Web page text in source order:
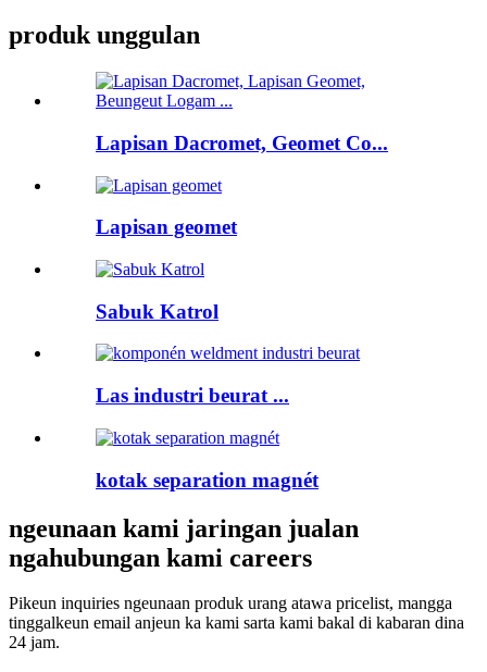
produk unggulan
Lapisan Dacromet, Geomet Co...
Lapisan geomet
Sabuk Katrol
Las industri beurat ...
kotak separation magnét
ngeunaan kami jaringan jualan
ngahubungan kami careers
Pikeun inquiries ngeunaan produk urang atawa pricelist, mangga
tinggalkeun email anjeun ka kami sarta kami bakal di kabaran dina
24 jam.